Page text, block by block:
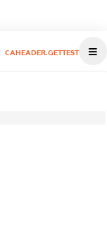
CAHEADER.GETTEST